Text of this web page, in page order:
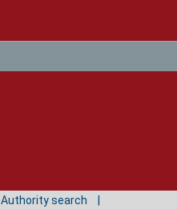
Authority search